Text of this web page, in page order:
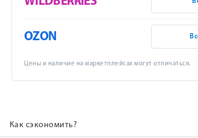
OZON
Цены и наличие на маркетплейсах могут отличаться.
Как сэкономить?